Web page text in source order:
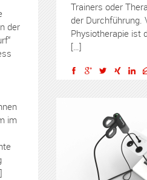
Trainers oder
der Durchführung.
Physiotherapie ist
[…]
der
im